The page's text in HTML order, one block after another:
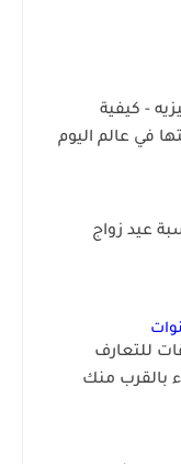
- كيفية
في عالم اليوم
عيد زواج
للتعارف
بالقرب منك